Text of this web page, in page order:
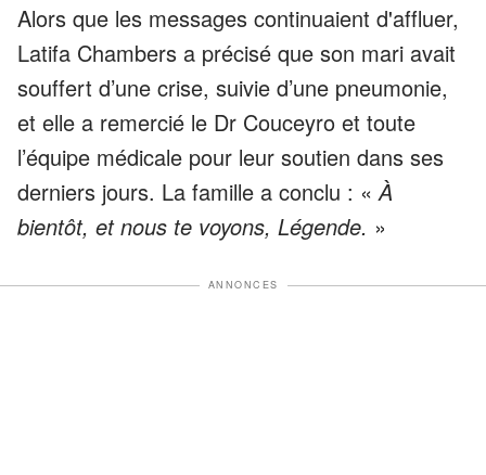
Alors que les messages continuaient d'affluer,
Latifa Chambers a précisé que son mari avait
souffert d’une crise, suivie d’une pneumonie,
et elle a remercié le Dr Couceyro et toute
l’équipe médicale pour leur soutien dans ses
derniers jours. La famille a conclu : «À
bientôt, et nous te voyons, Légende. »
ANNONCES